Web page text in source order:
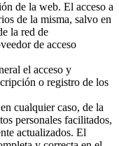
de la web. El acceso a
de la misma, salvo en
la red de
de acceso
el acceso y
o registro de los
cualquier caso, de la
personales facilitados,
actualizados. El